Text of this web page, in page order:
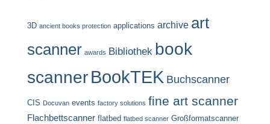
3D ancient books protection applications archive art
scanner awards Bibliothek book
scannerBookTEK Buchscanner
CIS Docuvan events factory solutions fine art scanner
Flachbettscanner flatbed flatbed scanner Großformatscanner